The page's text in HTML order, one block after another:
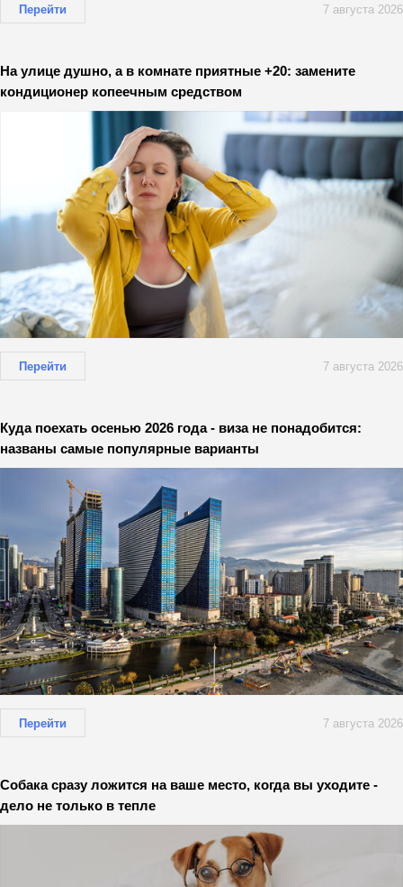
Перейти 7 августа 2026
На улице душно, а в комнате приятные +20: замените
кондиционер копеечным средством
Перейти 7 августа 2026
Куда поехать осенью 2026 года - виза не понадобится:
названы самые популярные варианты
Перейти 7 августа 2026
Собака сразу ложится на ваше место, когда вы уходите -
дело не только в тепле